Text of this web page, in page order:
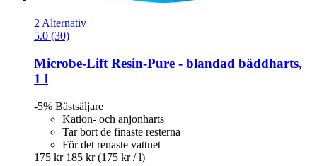
2 Alternativ
5.0 (30)
Microbe-Lift Resin-​Pure -​ blandad bäddharts,
1 l
-5% Bästsäljare
Kation- och anjonharts
Tar bort de finaste resterna
För det renaste vattnet
175 kr 185 kr (175 kr / l)